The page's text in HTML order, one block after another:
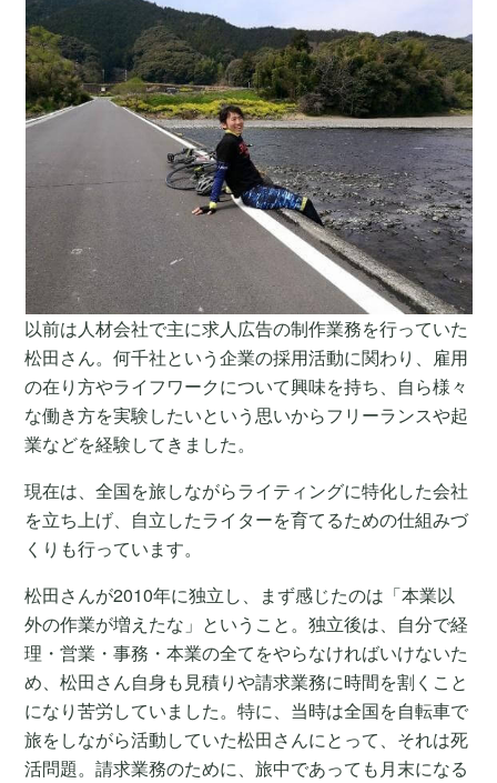
以前は人材会社で主に求人広告の制作業務を行っていた
松田さん。何千社という企業の採用活動に関わり、雇用
の在り方やライフワークについて興味を持ち、自ら様々
な働き方を実験したいという思いからフリーランスや起
業などを経験してきました。
現在は、全国を旅しながらライティングに特化した会社
を立ち上げ、自立したライターを育てるための仕組みづ
くりも行っています。
松田さんが2010年に独立し、まず感じたのは「本業以
外の作業が増えたな」ということ。独立後は、自分で経
理・営業・事務・本業の全てをやらなければいけないた
め、松田さん自身も見積りや請求業務に時間を割くこと
になり苦労していました。特に、当時は全国を自転車で
旅をしながら活動していた松田さんにとって、それは死
活問題。請求業務のために、旅中であっても月末になる